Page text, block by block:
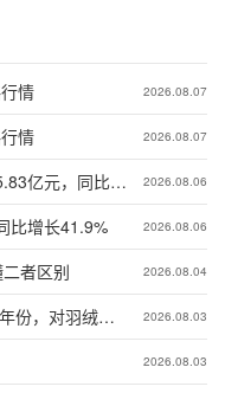
情 2026.08.07
情 2026.08.07
亿元，同比增
2026.08.06
比增长41.9% 2026.08.06
者区别 2026.08.04
份，对羽绒产
2026.08.03
2026.08.03